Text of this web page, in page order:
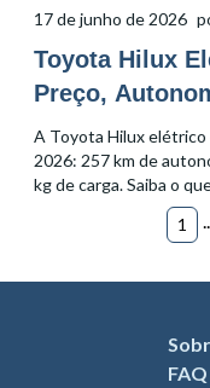
17 de junho de 2026
Toyota Hilux
Preço,
Carga
A Toyota Hilux
2026: 257 km de
kg de carga. Saiba o
1
FAQ